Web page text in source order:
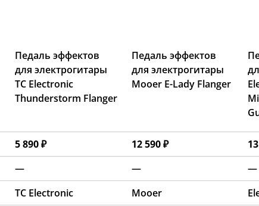
Педаль эффектов
для электрогитары
TC Electronic
Thunderstorm Flanger
Педаль эффектов
для электрогитары
Mooer E-Lady Flanger
5 890 ₽ 12 590 ₽
— —
—
TC Electronic Mooer